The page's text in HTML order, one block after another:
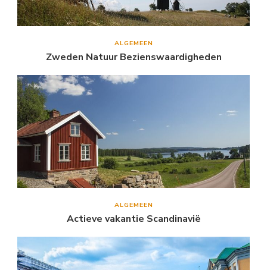
ALGEMEEN
Zweden Natuur Bezienswaardigheden
ALGEMEEN
Actieve vakantie Scandinavië